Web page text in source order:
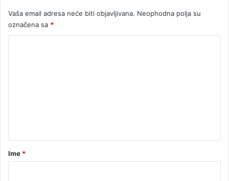
Vaša email adresa neće biti objavljivana. Neophodna polja su
označena sa *
rIme *